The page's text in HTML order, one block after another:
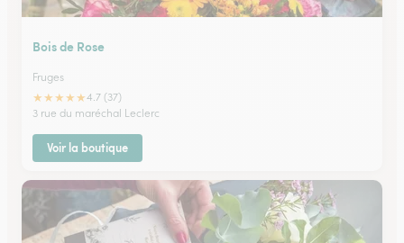
Bois de Rose
Fruges
★★★★★4.7 (37)
3 rue du maréchal Leclerc
Voir la boutique